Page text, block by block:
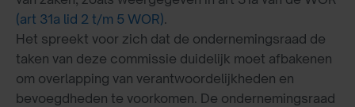
(art 31a lid 2 t/m 5 WOR).
Het spreekt voor zich dat de ondernemingsraad de
taken van deze commissie duidelijk moet afbakenen
om overlapping van verantwoordelijkheden en
bevoegdheden te voorkomen. De ondernemingsraad